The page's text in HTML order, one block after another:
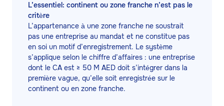
L’essentiel: continent ou zone franche n’est pas le
critère
L’appartenance à une zone franche ne soustrait
pas une entreprise au mandat et ne constitue pas
en soi un motif d’enregistrement. Le système
s’applique selon le chiffre d’affaires : une entreprise
dont le CA est ≥ 50 M AED doit s’intégrer dans la
première vague, qu’elle soit enregistrée sur le
continent ou en zone franche.